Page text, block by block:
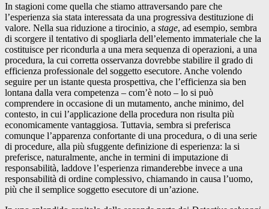
In stagioni come quella che stiamo attraversando pare che
l’esperienza sia stata interessata da una progressiva destituzione di
valore. Nella sua riduzione a tirocinio, a stage, ad esempio, sembra
di scorgere il tentativo di spogliarla dell’elemento immateriale che la
costituisce per ricondurla a una mera sequenza di operazioni, a una
procedura, la cui corretta osservanza dovrebbe stabilire il grado di
efficienza professionale del soggetto esecutore. Anche volendo
seguire per un istante questa prospettiva, che l’efficienza sia ben
lontana dalla vera competenza – com’è noto – lo si può
comprendere in occasione di un mutamento, anche minimo, del
contesto, in cui l’applicazione della procedura non risulta più
economicamente vantaggiosa. Tuttavia, sembra si preferisca
comunque l’apparenza confortante di una procedura, o di una serie
di procedure, alla più sfuggente definizione di esperienza: la si
preferisce, naturalmente, anche in termini di imputazione di
responsabilità, laddove l’esperienza rimanderebbe invece a una
responsabilità di ordine complessivo, chiamando in causa l’uomo,
più che il semplice soggetto esecutore di un’azione.